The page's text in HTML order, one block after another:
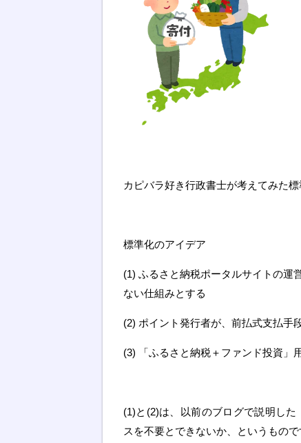
カピバラ好き行政書士が考えてみた
標準化のアイデア
(1) ふるさと納税ポータルサイトの運
ない仕組みとする
(2) ポイント発行者が、前払式支払手
(3) 「ふるさと納税＋ファンド投資」
(1)と(2)は、以前のブログで説明し
スを不要とできないか、というもので